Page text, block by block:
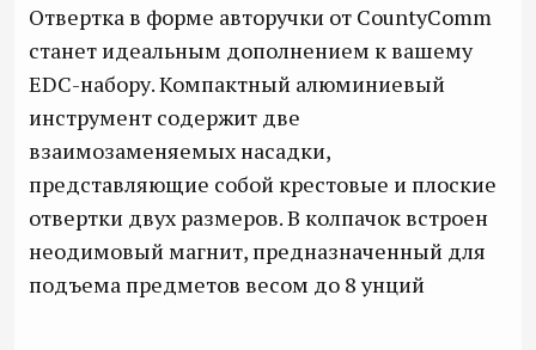
Отвертка в форме авторучки от CountyComm
станет идеальным дополнением к вашему
EDC-набору. Компактный алюминиевый
инструмент содержит две
взаимозаменяемых насадки,
представляющие собой крестовые и плоские
отвертки двух размеров. В колпачок встроен
неодимовый магнит, предназначенный для
подъема предметов весом до 8 унций